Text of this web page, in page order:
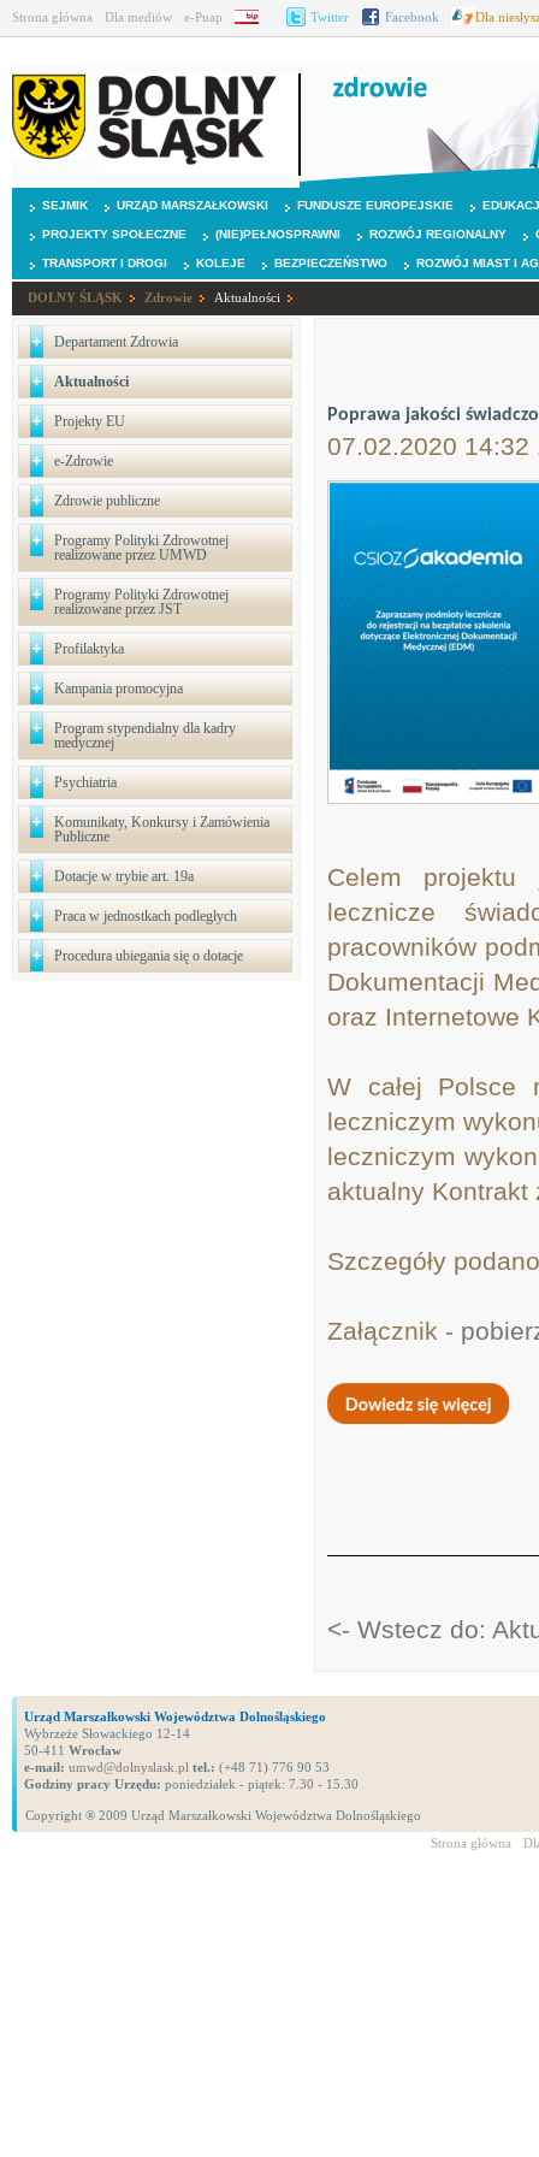
Strona główna Dla mediów e-Puap BIP Twitter Facebook Dla
SEJMIK URZĄD MARSZAŁKOWSKI FUNDUSZE EUROPEJSKIE
PROJEKTY SPOŁECZNE (NIE)PEŁNOSPRAWNI ROZWÓJ REGIONALNY
TRANSPORT I DROGI KOLEJE BEZPIECZEŃSTWO ROZWÓJ MIAST I
DOLNY ŚLĄSK Zdrowie Aktualności
Departament Zdrowia
Aktualności
Projekty EU
e-Zdrowie
Zdrowie publiczne
Programy Polityki Zdrowotnej
realizowane przez UMWD
Programy Polityki Zdrowotnej
realizowane przez JST
Profilaktyka
Kampania promocyjna
Program stypendialny dla kadry
medycznej
Psychiatria
Komunikaty, Konkursy i Zamówienia
Publiczne
Dotacje w trybie art. 19a
Praca w jednostkach podległych
Procedura ubiegania się o dotacje
Poprawa jakości
07.02.2020 14:32
Celem projektu
lecznicze
pracowników
Dokumentacji
oraz Internetowe
W całej Polsce
leczniczym
leczniczym
aktualny Kontrakt
Szczegóły
Załącznik -
<- Wstecz do:
Urząd Marszałkowski Województwa Dolnośląskiego
Wybrzeże Słowackiego 12-14
50-411 Wrocław
e-mail: umwd@dolnyslask.pl tel.: (+48 71) 776 90 53
Godziny pracy Urzędu: poniedziałek - piątek: 7.30 - 15.30
Copyright ® 2009 Urząd Marszałkowski Województwa Dolnośląskiego
Strona główna